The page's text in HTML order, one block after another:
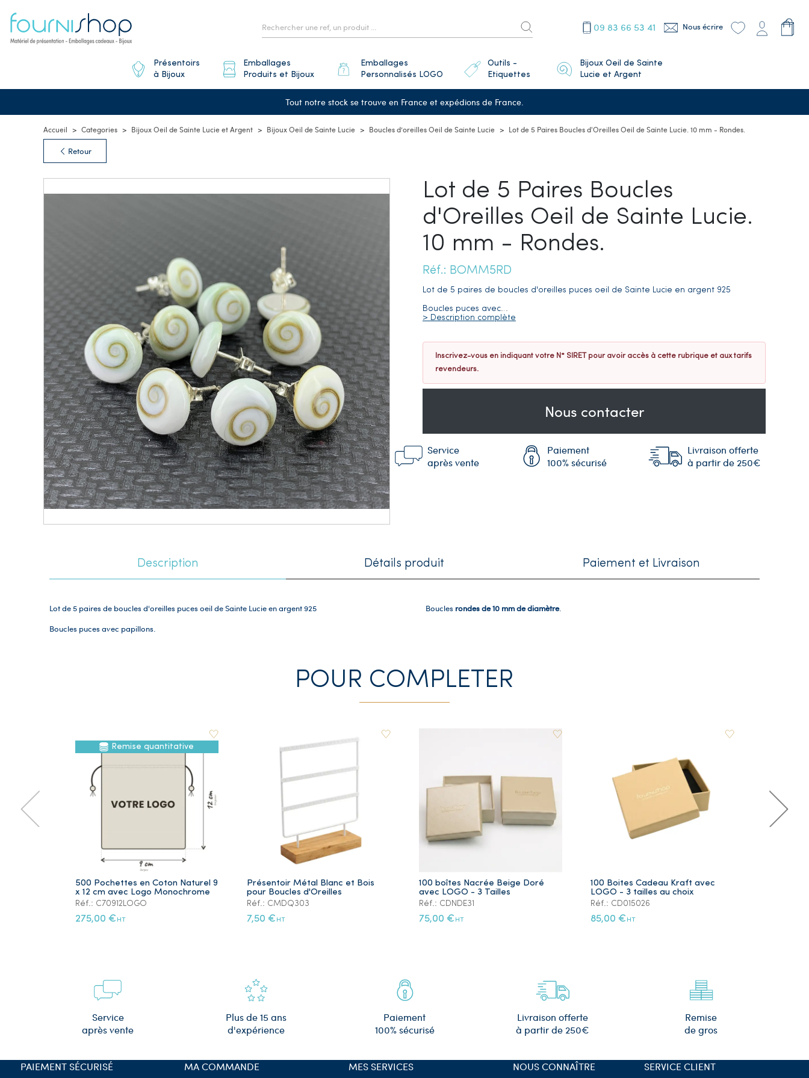
09 83 66 53 41 Nous écrire
Présentoirs
à Bijoux
Emballages
Produits et Bijoux
Emballages
Personnalisés LOGO
Outils -
Etiquettes
Bijoux Oeil de Sainte
Lucie et Argent
Tout notre stock se trouve en France et expédions de France.
Accueil Categories Bijoux Oeil de Sainte Lucie et Argent Bijoux Oeil de Sainte Lucie Boucles d’oreilles Oeil de Sainte Lucie Lot de 5 Paires Boucles d'Oreilles Oeil de Sainte Lucie. 10 mm - Rondes.
Retour
Lot de 5 Paires Boucles
d'Oreilles Oeil de Sainte Lucie.
10 mm - Rondes.
Réf.: BOMM5RD
Lot de 5 paires de boucles d'oreilles puces oeil de Sainte Lucie en argent 925
Boucles puces avec…
> Description complète
Inscrivez-vous en indiquant votre N° SIRET pour avoir accès à cette rubrique et aux tarifs
revendeurs.
Nous contacter
Service
après vente
Paiement
100% sécurisé
Livraison offerte
à partir de 250€
Description Détails produit Paiement et Livraison
Lot de 5 paires de boucles d'oreilles puces oeil de Sainte Lucie en argent 925
Boucles puces avec papillons.
Boucles rondes de 10 mm de diamètre.
POUR COMPLETER
Remise quantitative
500 Pochettes en Coton Naturel 9
x 12 cm avec Logo Monochrome
Réf.: C70912LOGO
275,00 € HT
Présentoir Métal Blanc et Bois
pour Boucles d'Oreilles
Réf.: CMDQ303
7,50 € HT
100 boîtes Nacrée Beige Doré
avec LOGO - 3 Tailles
Réf.: CDNDE31
75,00 € HT
100 Boites Cadeau Kraft avec
LOGO - 3 tailles au choix
Réf.: CD015026
85,00 € HT
Service
après vente
Plus de 15 ans
d'expérience
Paiement
100% sécurisé
Livraison offerte
à partir de 250€
Remise
de gros
MA COMMANDE MES SERVICES NOUS CONNAÎTRE SERVICE CLIENT
PAIEMENT SÉCURISÉ